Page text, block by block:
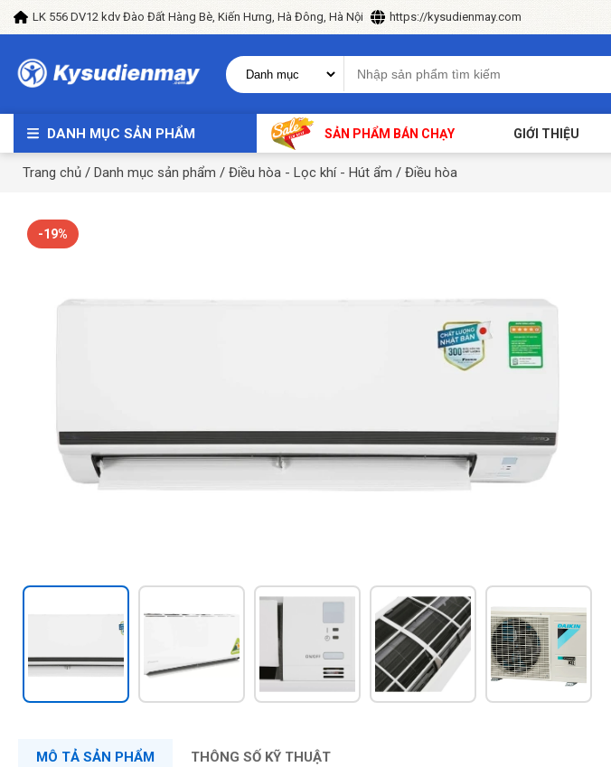
LK 556 DV12 kdv Đào Đất Hàng Bè, Kiến Hưng, Hà Đông, Hà Nội https://kysudienmay.com
DANH MỤC SẢN PHẨM SẢN PHẨM BÁN CHẠY GIỚI THIỆU
Trang chủ / Danh mục sản phẩm / Điều hòa - Lọc khí - Hút ẩm / Điều hòa
-19%
MÔ TẢ SẢN PHẨM THÔNG SỐ KỸ THUẬT